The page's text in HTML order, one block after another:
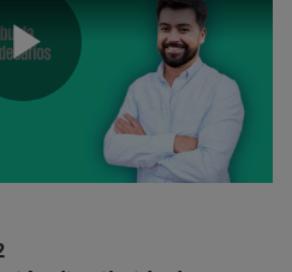
i
P